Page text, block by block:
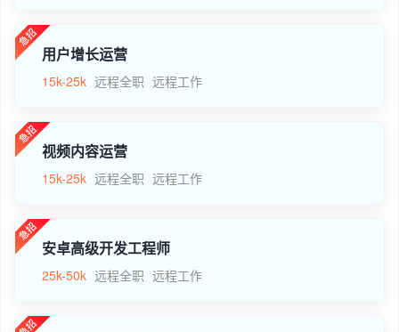
用户增长运营
15k-25k 远程全职 远程工作
视频内容运营
15k-25k 远程全职 远程工作
安卓高级开发工程师
25k-50k 远程全职 远程工作